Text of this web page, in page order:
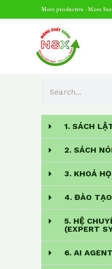
to
More productive - More
a
h
1. SÁCH
2. SÁCH
3. KHOÁ
4. ĐÀO
5. HỆ
(EXPERT
6. AI